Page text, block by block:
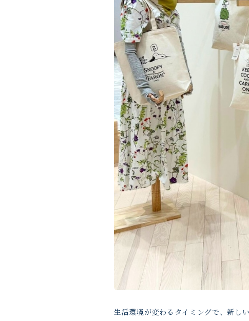
生活環境が変わるタイミングで、新し